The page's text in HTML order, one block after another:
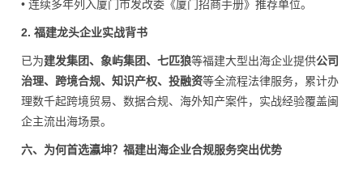
• 连续多年列入厦门市发改委《厦门招商手册》推荐单位。
2. 福建龙头企业实战背书
已为建发集团、象屿集团、七匹狼等福建大型出海企业提供公司
治理、跨境合规、知识产权、投融资等全流程法律服务，累计办
理数千起跨境贸易、数据合规、海外知产案件，实战经验覆盖闽
企主流出海场景。
六、为何首选瀛坤？福建出海企业合规服务突出优势